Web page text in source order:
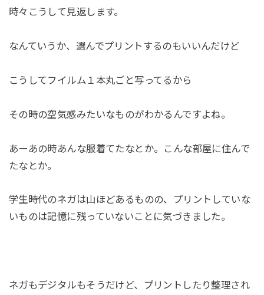
時々こうして見返します。
なんていうか、選んでプリントするのもいいんだけど
こうしてフイルム１本丸ごと写ってるから
その時の空気感みたいなものがわかるんですよね。
あーあの時あんな服着てたなとか。こんな部屋に住んで
たなとか。
学生時代のネガは山ほどあるものの、プリントしていな
いものは記憶に残っていないことに気づきました。
ネガもデジタルもそうだけど、プリントしたり整理され